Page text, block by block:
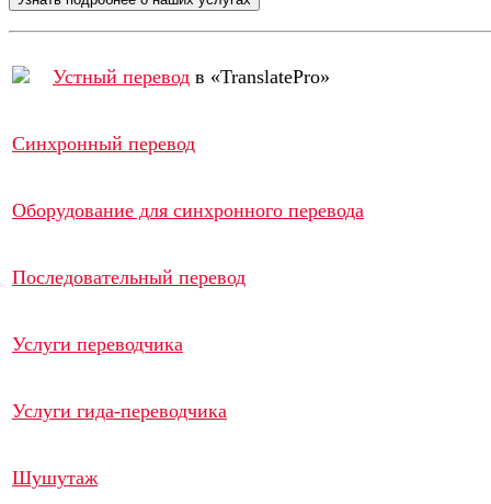
Устный перевод в «TranslatePro»
Синхронный перевод
Оборудование для синхронного перевода
Последовательный перевод
Услуги переводчика
Услуги гида-переводчика
Шушутаж